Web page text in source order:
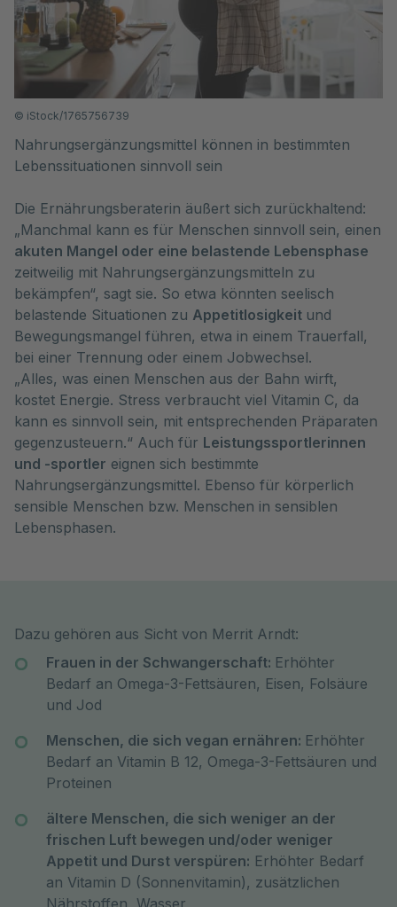
© iStock/1765756739
Nahrungsergänzungsmittel können in bestimmten
Lebenssituationen sinnvoll sein
Die Ernährungsberaterin äußert sich zurückhaltend:
„Manchmal kann es für Menschen sinnvoll sein, einen
akuten Mangel oder eine belastende Lebensphase
zeitweilig mit Nahrungsergänzungsmitteln zu
bekämpfen“, sagt sie. So etwa könnten seelisch
belastende Situationen zu Appetitlosigkeit und
Bewegungsmangel führen, etwa in einem Trauerfall,
bei einer Trennung oder einem Jobwechsel.
„Alles, was einen Menschen aus der Bahn wirft,
kostet Energie. Stress verbraucht viel Vitamin C, da
kann es sinnvoll sein, mit entsprechenden Präparaten
gegenzusteuern.“ Auch für Leistungssportlerinnen
und -sportler eignen sich bestimmte
Nahrungsergänzungsmittel. Ebenso für körperlich
sensible Menschen bzw. Menschen in sensiblen
Lebensphasen.
Dazu gehören aus Sicht von Merrit Arndt:
Frauen in der Schwangerschaft: Erhöhter
Bedarf an Omega-3-Fettsäuren, Eisen, Folsäure
und Jod
Menschen, die sich vegan ernähren: Erhöhter
Bedarf an Vitamin B 12, Omega-3-Fettsäuren und
Proteinen
ältere Menschen, die sich weniger an der
frischen Luft bewegen und/oder weniger
Appetit und Durst verspüren: Erhöhter Bedarf
an Vitamin D (Sonnenvitamin), zusätzlichen